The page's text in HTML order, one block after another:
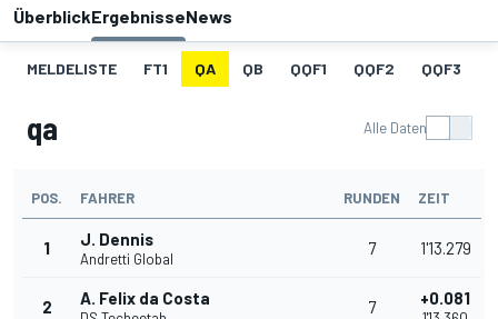
ÜberblickErgebnisseNews
MELDELISTE FT1 QA QB QQF1 QQF2 QQF3
qa Alle Daten
POS. FAHRER RUNDEN ZEIT
1 J. Dennis
Andretti Global
7 1'13.279
2 A. Felix da Costa 7 +0.081